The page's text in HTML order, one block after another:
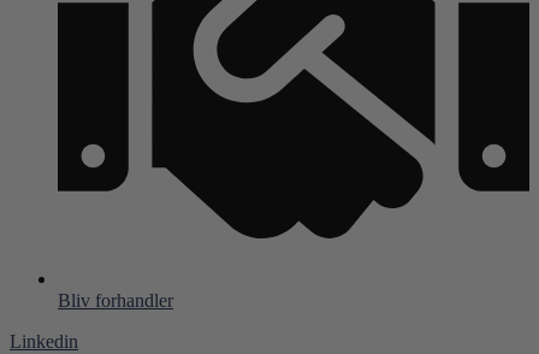
Bliv forhandler
Linkedin